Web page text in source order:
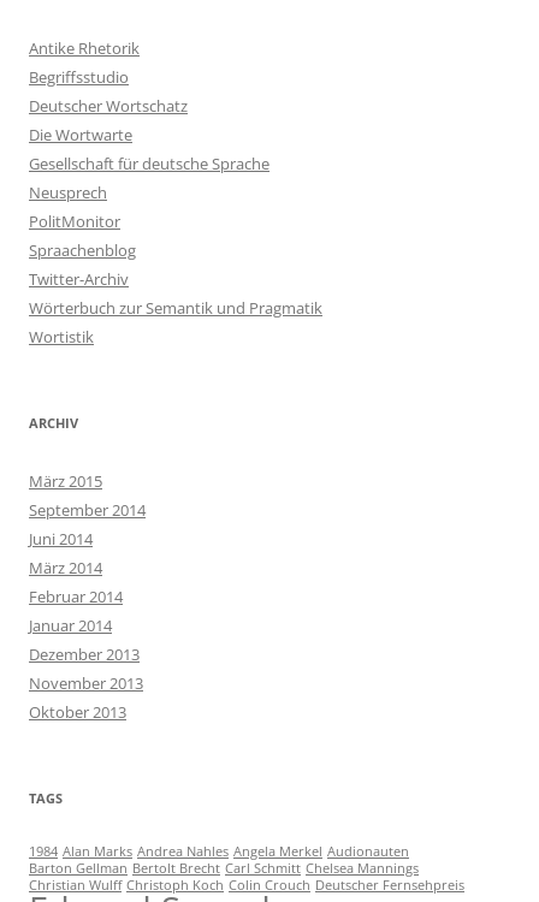
Antike Rhetorik
Begriffsstudio
Deutscher Wortschatz
Die Wortwarte
Gesellschaft für deutsche Sprache
Neusprech
PolitMonitor
Spraachenblog
Twitter-Archiv
Wörterbuch zur Semantik und Pragmatik
Wortistik
ARCHIV
März 2015
September 2014
Juni 2014
März 2014
Februar 2014
Januar 2014
Dezember 2013
November 2013
Oktober 2013
TAGS
1984 Alan Marks Andrea Nahles Angela Merkel Audionauten
Barton Gellman Bertolt Brecht Carl Schmitt Chelsea Mannings
Christian Wulff Christoph Koch Colin Crouch Deutscher Fernsehpreis